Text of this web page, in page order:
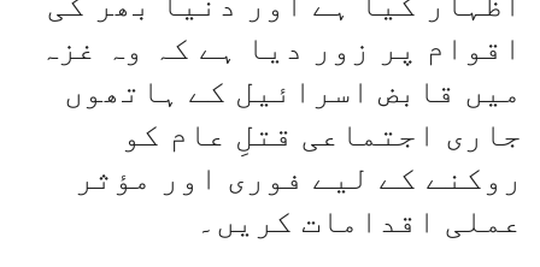
اقوام پر زور دیا ہے کہ وہ غزہ
میں قابض اسرائیل کے ہاتھوں
جاری اجتماعی قتلِ عام کو
روکنے کے لیے فوری اور مؤثر
عملی اقدامات کریں۔